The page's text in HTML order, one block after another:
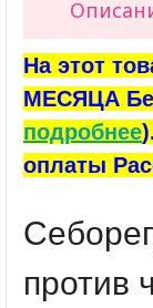
На этот
МЕСЯЦА
подробнее
оплаты
против